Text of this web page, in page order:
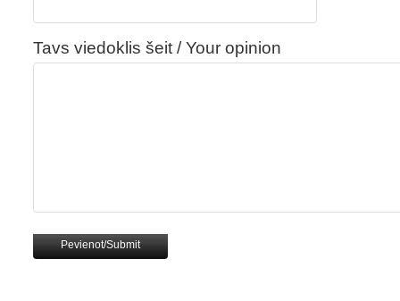
Tavs viedoklis šeit / Your opinion